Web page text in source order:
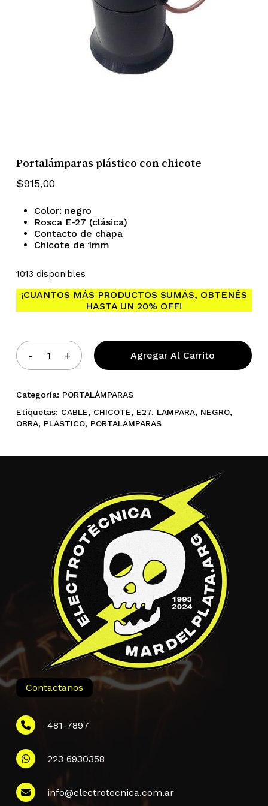
No hay productos en el
Go To Shop
Portalámparas plástico con chicote
$915,00
Color: negro
Rosca E-27 (clásica)
Contacto de chapa
Chicote de 1mm
1013 disponibles
¡CUANTOS MÁS PRODUCTOS SUMÁS, OBTENÉS
HASTA UN 20% OFF!
Agregar Al Carrito
Categoría: PORTALÁMPARAS
Etiquetas: CABLE, CHICOTE, E27, LAMPARA, NEGRO,
OBRA, PLASTICO, PORTALAMPARAS
Contactanos
481-7897
223 6930358
info@electrotecnica.com.ar
Información